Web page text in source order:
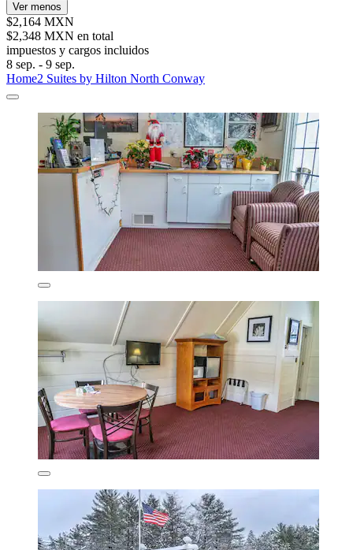
Ver menos
$2,164 MXN
$2,348 MXN en total
impuestos y cargos incluidos
8 sep. - 9 sep.
Home2 Suites by Hilton North Conway